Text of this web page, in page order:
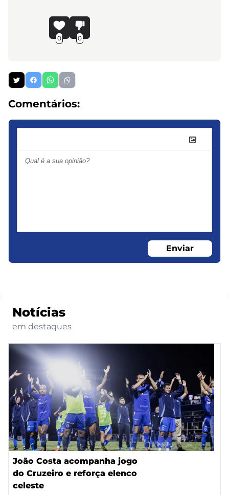
0 0
Comentários:
Enviar
Notícias
em destaques
João Costa acompanha jogo
do Cruzeiro e reforça elenco
celeste